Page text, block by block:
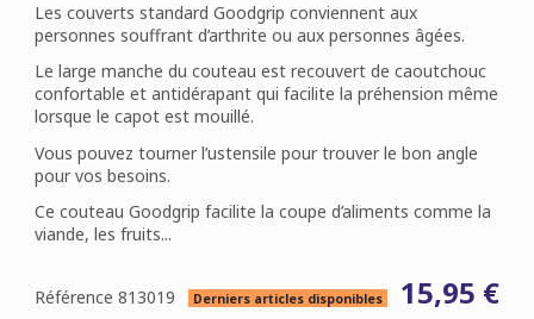
Les couverts standard Goodgrip conviennent aux
personnes souffrant d’arthrite ou aux personnes âgées.
Le large manche du couteau est recouvert de caoutchouc
confortable et antidérapant qui facilite la préhension même
lorsque le capot est mouillé.
Vous pouvez tourner l’ustensile pour trouver le bon angle
pour vos besoins.
Ce couteau Goodgrip facilite la coupe d’aliments comme la
viande, les fruits...
Référence 813019 Derniers articles disponibles 15,95 €